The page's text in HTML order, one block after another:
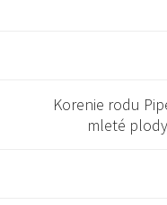
Korenie rodu
mleté